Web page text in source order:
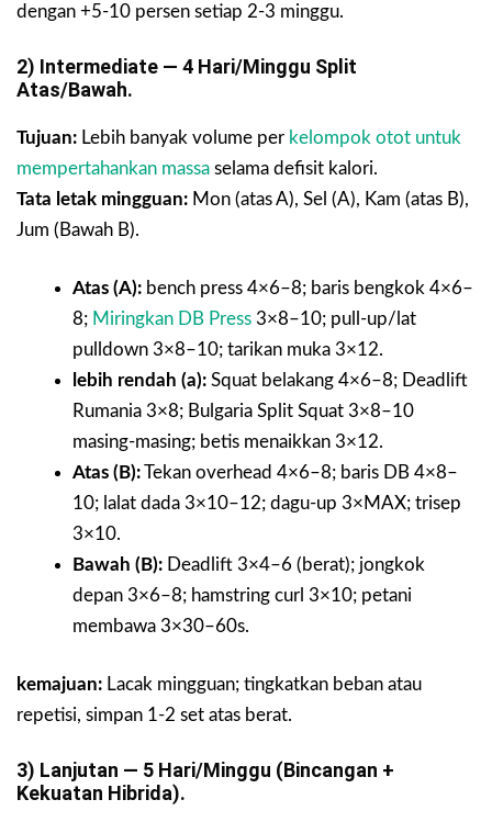
dengan +5-10 persen setiap 2-3 minggu.
2) Intermediate — 4 Hari/minggu Split
Atas/bawah.
Tujuan: Lebih banyak volume per kelompok otot untuk
mempertahankan massa selama defisit kalori.
Tata letak mingguan: Mon (atas A), Sel (A), Kam (atas B),
Jum (Bawah B).
Atas (A): bench press 4×6–8; baris bengkok 4×6–
8; Miringkan DB Press 3×8–10; pull-up/lat
pulldown 3×8–10; tarikan muka 3×12.
lebih rendah (a): Squat belakang 4×6–8; Deadlift
Rumania 3×8; Bulgaria Split Squat 3×8–10
masing-masing; betis menaikkan 3×12.
Atas (B):Tekan overhead 4×6–8; baris DB 4×8–
10; lalat dada 3×10–12; dagu-up 3×MAX; trisep
3×10.
Bawah (B): Deadlift 3×4–6 (berat); jongkok
depan 3×6–8; hamstring curl 3×10; petani
membawa 3×30–60s.
kemajuan: Lacak mingguan; tingkatkan beban atau
repetisi, simpan 1-2 set atas berat.
3) Lanjutan — 5 Hari/minggu (Bincangan +
Kekuatan Hibrida).